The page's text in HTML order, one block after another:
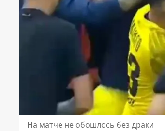
На матче не обошлось без драки